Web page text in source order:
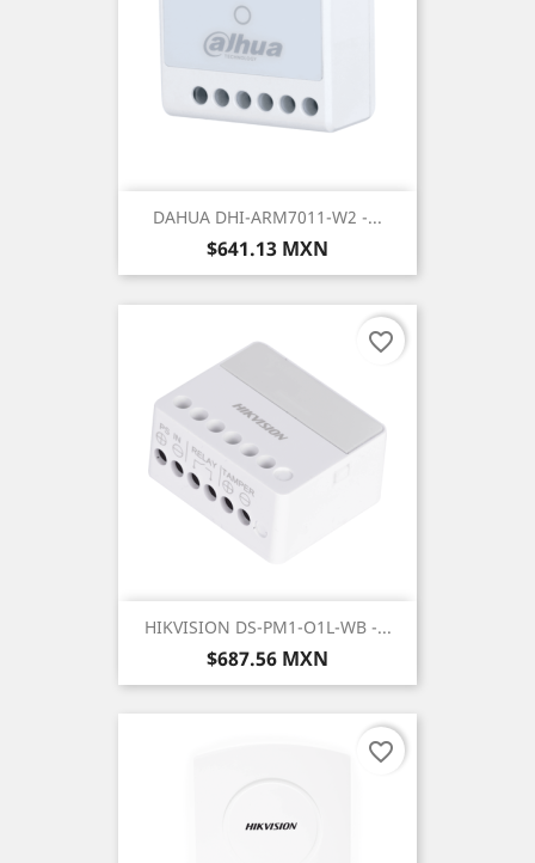
DAHUA DHI-ARM7011-W2 -...
Precio
$641.13 MXN
HIKVISION DS-PM1-O1L-WB -...
Precio
$687.56 MXN
favorite_border
favorite_border